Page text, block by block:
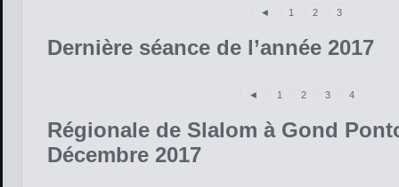
◄ 1 2 3
Dernière séance de l’année 2017
◄ 1 2 3 4
Régionale de Slalom à Gond
Décembre 2017